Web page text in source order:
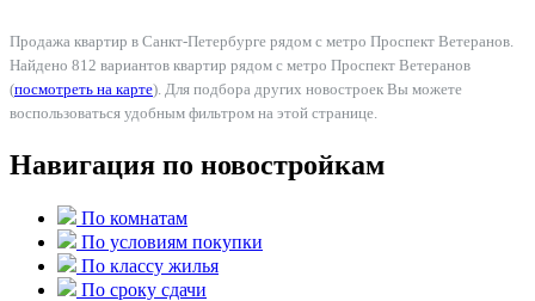
Продажа квартир в Санкт-Петербурге рядом с метро Проспект Ветеранов.
Найдено 812 вариантов квартир рядом с метро Проспект Ветеранов
(посмотреть на карте). Для подбора других новостроек Вы можете
воспользоваться удобным фильтром на этой странице.
Навигация по новостройкам
По комнатам
По условиям покупки
По классу жилья
По сроку сдачи